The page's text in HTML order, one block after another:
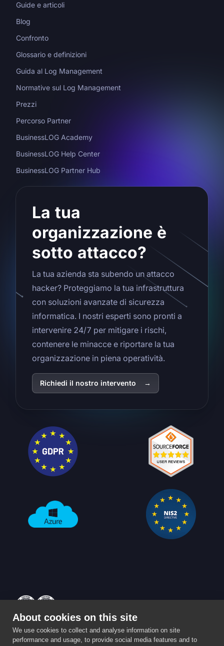
About cookies on this site
We use cookies to collect and analyse information on site
performance and usage, to provide social media features and to
Guide e articoli
Blog
Confronto
Glossario e definizioni
Guida al Log Management
Normative sul Log Management
Prezzi
Percorso Partner
BusinessLOG Academy
BusinessLOG Help Center
BusinessLOG Partner Hub
La tua
organizzazione è
sotto attacco?
La tua azienda sta subendo un attacco
hacker? Proteggiamo la tua infrastruttura
con soluzioni avanzate di sicurezza
informatica. I nostri esperti sono pronti a
intervenire 24/7 per mitigare i rischi,
contenere le minacce e riportare la tua
organizzazione in piena operatività.
Richiedi il nostro intervento →
Powered byEnterprise⚡️ Partita IVA: IT03959590989 ⚡️
Privacy & Cookie policy